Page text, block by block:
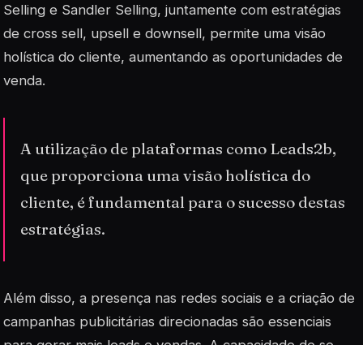
Selling e Sandler Selling, juntamente com estratégias
de cross sell, upsell e downsell, permite uma visão
holística do cliente, aumentando as oportunidades de
venda.
A utilização de plataformas como Leads2b,
que proporciona uma visão holística do
cliente, é fundamental para o sucesso destas
estratégias.
Além disso, a presença nas redes sociais e a criação de
campanhas publicitárias direcionadas são essenciais